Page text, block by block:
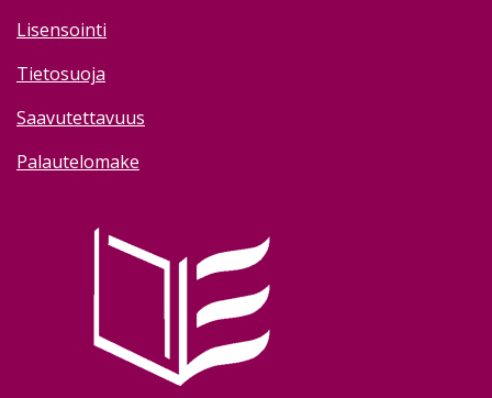
Lisensointi
Tietosuoja
Saavutettavuus
Palautelomake